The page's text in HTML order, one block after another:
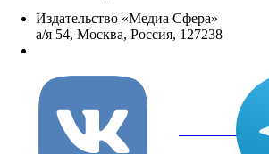
Издательство «Медиа Сфера»
а/я 54, Москва, Россия, 127238
вКонтакте